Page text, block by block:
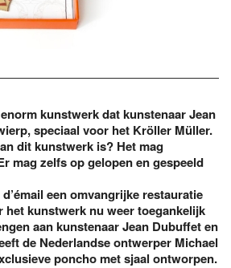
kunstwerk dat kunstenaar Jean
speciaal voor het Kröller Müller.
dit kunstwerk is? Het mag
mag zelfs op gelopen en gespeeld
een omvangrijke restauratie
het kunstwerk nu weer toegankelijk
aan kunstenaar Jean Dubuffet en
de Nederlandse ontwerper Michael
poncho met sjaal ontworpen.